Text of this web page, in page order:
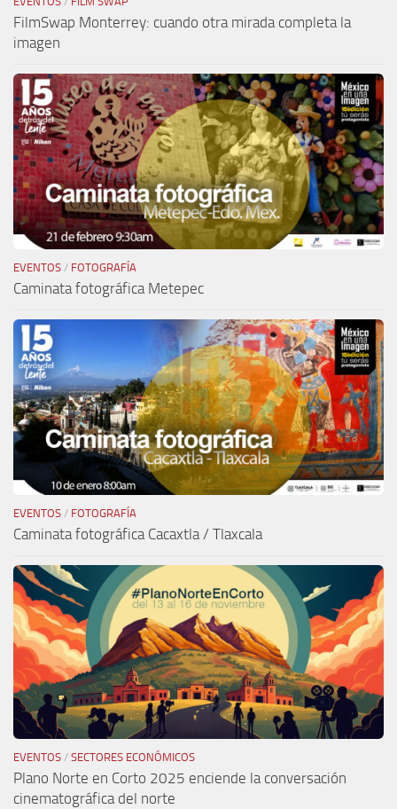
FilmSwap Monterrey: cuando otra mirada completa la
imagen
EVENTOS / FOTOGRAFÍA
Caminata fotográfica Metepec
EVENTOS / FOTOGRAFÍA
Caminata fotográfica Cacaxtla / Tlaxcala
EVENTOS / SECTORES ECONÓMICOS
Plano Norte en Corto 2025 enciende la conversación
cinematográfica del norte